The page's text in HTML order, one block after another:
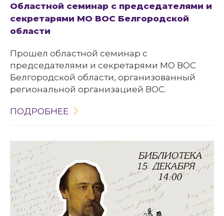
Областной семинар с председателями и
секретарями МО ВОС Белгородской
области
Прошел областной семинар с
председателями и секретарями МО ВОС
Белгородской области, организованный
региональной организацией ВОС.
ПОДРОБНЕЕ